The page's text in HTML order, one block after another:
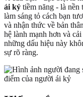
ái kỷ tiềm năng - là nền
làm sáng tỏ cách bạn
và nhận thức về bản
hệ lành mạnh hơn và
những dấu hiệu này
sự rõ ràng.